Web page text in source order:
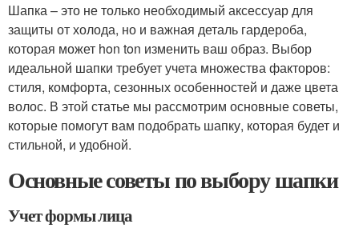
Шапка – это не только необходимый аксессуар для
защиты от холода, но и важная деталь гардероба,
которая может hon ton изменить ваш образ. Выбор
идеальной шапки требует учета множества факторов:
стиля, комфорта, сезонных особенностей и даже цвета
волос. В этой статье мы рассмотрим основные советы,
которые помогут вам подобрать шапку, которая будет и
стильной, и удобной.
Основные советы по выбору шапки
Учет формы лица